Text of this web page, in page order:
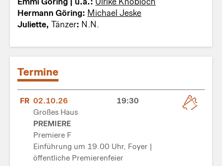
Hermann Göring: Michael Jeske
Juliette,Tänzer: N.N.
Termine
FR 02.10.26
19:30
Großes Haus
PREMIERE
Premiere F
Einführung um 19.00 Uhr, Foyer |
öffentliche Premierenfeier